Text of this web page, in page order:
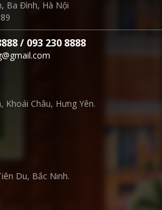
Ba Đình, Hà Nội
/ 093 230 8888
Khoái Châu, Hưng Yên.
Du, Bắc Ninh.